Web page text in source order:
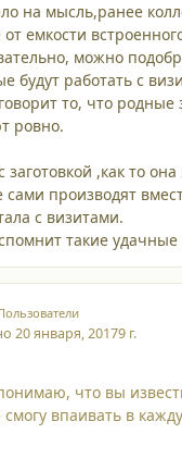
на мысль,ранее
емкости
можно
будут работать с
то, что родные
ровно.
заготовкой ,как то
производят
с визитами.
такие удачные
20 января, 20179 г.
что вы
впаивать в